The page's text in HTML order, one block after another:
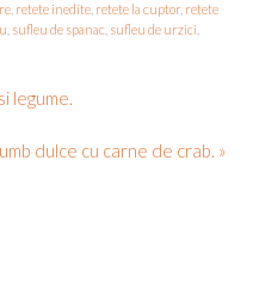
retete inedite retete la cuptor, retete
sufleu de spanac sufleu de urzici
legume.
dulce cu carne de crab. »